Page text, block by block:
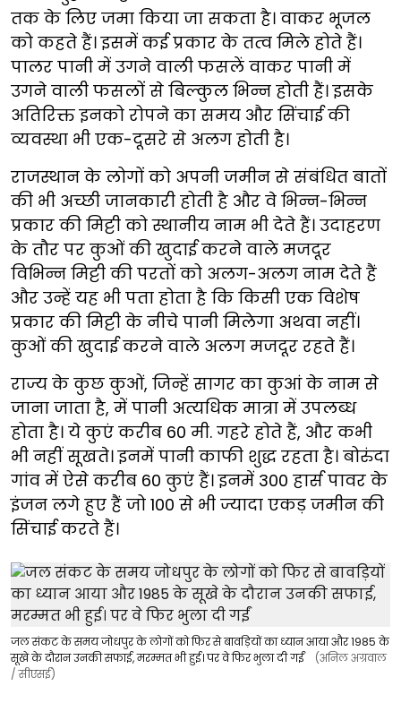
तक के लिए जमा किया जा सकता है। वाकर भूजल
को कहते हैं। इसमें कई प्रकार के तत्व मिले होते हैं।
पालर पानी में उगने वाली फसलें वाकर पानी में
उगने वाली फसलों से बिल्कुल भिन्न होती हैं। इसके
अतिरिक्त इनको रोपने का समय और सिंचाई की
व्यवस्था भी एक-दूसरे से अलग होती है।
राजस्थान के लोगों को अपनी जमीन से संबंधित बातों
की भी अच्छी जानकारी होती है और वे भिन्न-भिन्न
प्रकार की मिट्टी को स्थानीय नाम भी देते हैं। उदाहरण
के तौर पर कुओं की खुदाई करने वाले मजदूर
विभिन्न मिट्टी की परतों को अलग-अलग नाम देते हैं
और उन्हें यह भी पता होता है कि किसी एक विशेष
प्रकार की मिट्टी के नीचे पानी मिलेगा अथवा नहीं।
कुओं की खुदाई करने वाले अलग मजदूर रहते हैं।
राज्य के कुछ कुओं, जिन्हें सागर का कुआं के नाम से
जाना जाता है, में पानी अत्यधिक मात्रा में उपलब्ध
होता है। ये कुएं करीब 60 मी. गहरे होते हैं, और कभी
भी नहीं सूखते। इनमें पानी काफी शुद्ध रहता है। बोरुंदा
गांव में ऐसे करीब 60 कुएं हैं। इनमें 300 हार्स पावर के
इंजन लगे हुए हैं जो 100 से भी ज्यादा एकड़ जमीन की
सिंचाई करते हैं।
जल संकट के समय जोधपुर के लोगों को फिर से बावड़ियों का ध्यान आया और 1985 के
सूखे के दौरान उनकी सफाई, मरम्मत भी हुई। पर वे फिर भुला दी गईं
(अनिल अग्रवाल
/ सीएसई)